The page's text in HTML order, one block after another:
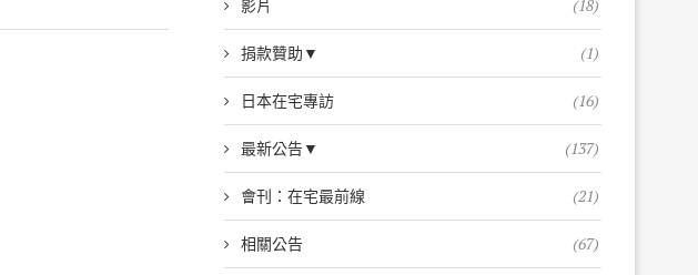
影片 (18)
捐款贊助▼ (1)
日本在宅專訪 (16)
最新公告▼ (137)
會刊：在宅最前線 (21)
相關公告 (67)